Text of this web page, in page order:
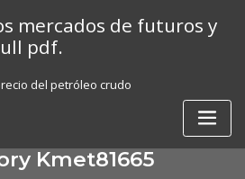
mercados de futuros y
pdf.
del petróleo crudo
Kmet81665